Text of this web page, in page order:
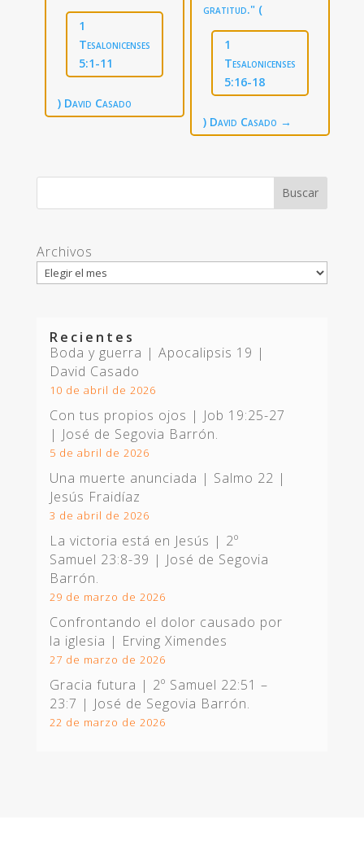
1
Tesalonicenses
5:1-11
) David Casado
gratitud." (
1
Tesalonicenses
5:16-18
) David Casado →
Archivos
Recientes
Boda y guerra | Apocalipsis 19 |
David Casado
10 de abril de 2026
Con tus propios ojos | Job 19:25-27
| José de Segovia Barrón.
5 de abril de 2026
Una muerte anunciada | Salmo 22 |
Jesús Fraidíaz
3 de abril de 2026
La victoria está en Jesús | 2º
Samuel 23:8-39 | José de Segovia
Barrón.
29 de marzo de 2026
Confrontando el dolor causado por
la iglesia | Erving Ximendes
27 de marzo de 2026
Gracia futura | 2º Samuel 22:51 –
23:7 | José de Segovia Barrón.
22 de marzo de 2026